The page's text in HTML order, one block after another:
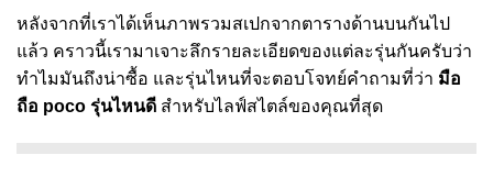
หลังจากที่เราได้เห็นภาพรวมสเปกจากตารางด้านบนกันไป
แล้ว คราวนี้เรามาเจาะลึกรายละเอียดของแต่ละรุ่นกันครับว่า
ทำไมมันถึงน่าซื้อ และรุ่นไหนที่จะตอบโจทย์คำถามที่ว่า มือ
ถือ poco รุ่นไหนดี สำหรับไลฟ์สไตล์ของคุณที่สุด